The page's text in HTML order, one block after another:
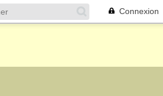
Connexion